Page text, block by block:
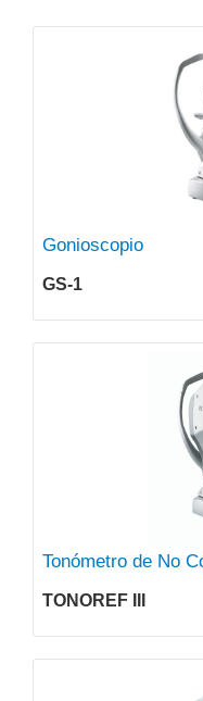
Gonioscopio
GS-1
Tonómetro de No
TONOREF III